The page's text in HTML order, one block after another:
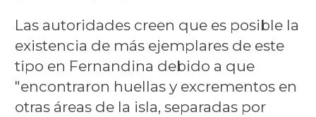
Las autoridades creen que es posible la
existencia de más ejemplares de este
tipo en Fernandina debido a que
"encontraron huellas y excrementos en
otras áreas de la isla, separadas por